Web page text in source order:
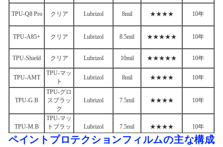
TPU-Q8 Pro クリア Lubrizol 8mil ★★★★ 10年
TPU-A85+ クリア Lubrizol 8.5mil ★★★★★ 10年
TPU-Shield クリア Lubrizol 10mil ★★★★★ 10年
TPU-AMT
TPU-マッ
ト
Lubrizol 8mil ★★★★ 10年
TPU-G.B
TPU-グロ
スブラッ
ク
Lubrizol 7.5mil ★★★★ 10年
TPU-M.B
TPU-マッ
トブラッ
ク
Lubrizol 7.5mil ★★★★ 10年
ペイントプロテクションフィルムの主な構成